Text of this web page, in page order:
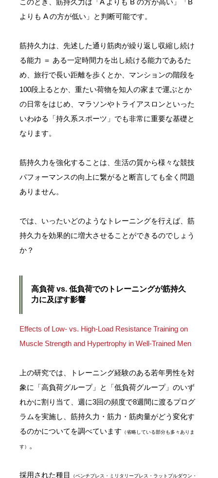
よりも A の方が低い」と判断可能です。
筋持久力は、先述した通り筋肉が繰り返し収縮し続け
る能力 ＝ ある一定時間力を出し続ける能力であるた
め、旅行で長い距離を歩くとか、マンションの階段を
100段上るとか、重たい荷物を知人の家まで運ぶとか
の日常をはじめ、マラソンやトライアスロンといった
いわゆる「持久系スポーツ」でも非常に重要な基礎と
なります。
筋持久力を強化することは、生活の質から様々な競技
パフォーマンスの向上に繋がると断言しても全く問題
ありません。
では、いったいどのようなトレーニングを行えば、筋
持久力を効果的に増大させることができるのでしょう
か？
高負荷 vs. 低負荷でのトレーニングが筋持久
力に及ぼす影響
Effects of Low- vs. High-Load Resistance Training on
Muscle Strength and Hypertrophy in Well-Trained Men
上の研究では、トレーニング経験のある若年男性を対
象に「高負荷グループ」と「低負荷グループ」のいず
れかに割り当て、週に3回の頻度で8週間に渡るプログ
ラムを実施し、筋持久力・筋力・筋肉量がどう変化す
るのかについてを調べています （省略している部分も多々ありま
す） 。
採用された種目 （ベンチプレス・ミリタリープレス・ラットプルダウン・